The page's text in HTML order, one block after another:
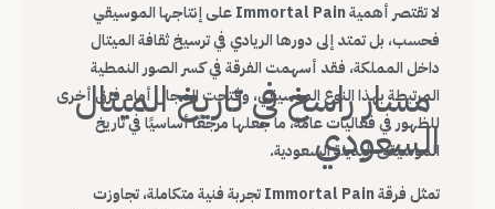
لا تقتصر أهمية Immortal Pain على إنتاجها الموسيقي
فحسب، بل تمتد إلى دورها الريادي في ترسيخ ثقافة الميتال
داخل المملكة، فقد أسهمت الفرقة في كسر الصور النمطية
المرتبطة بهذا النوع الموسيقي، وفتحت المجال أمام فرق أخرى
للظهور في فعاليات عامة، ما جعلها مرجعًا أساسيًا في تاريخ
الموسيقى البديلة السعودية.
مسار راسخ في تاريخ الميتال
السعودي
تمثل فرقة Immortal Pain تجربة فنية متكاملة، تجاوزت